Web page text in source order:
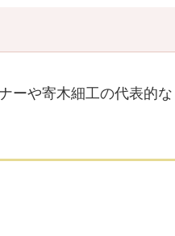
ーや寄木細工の代表的